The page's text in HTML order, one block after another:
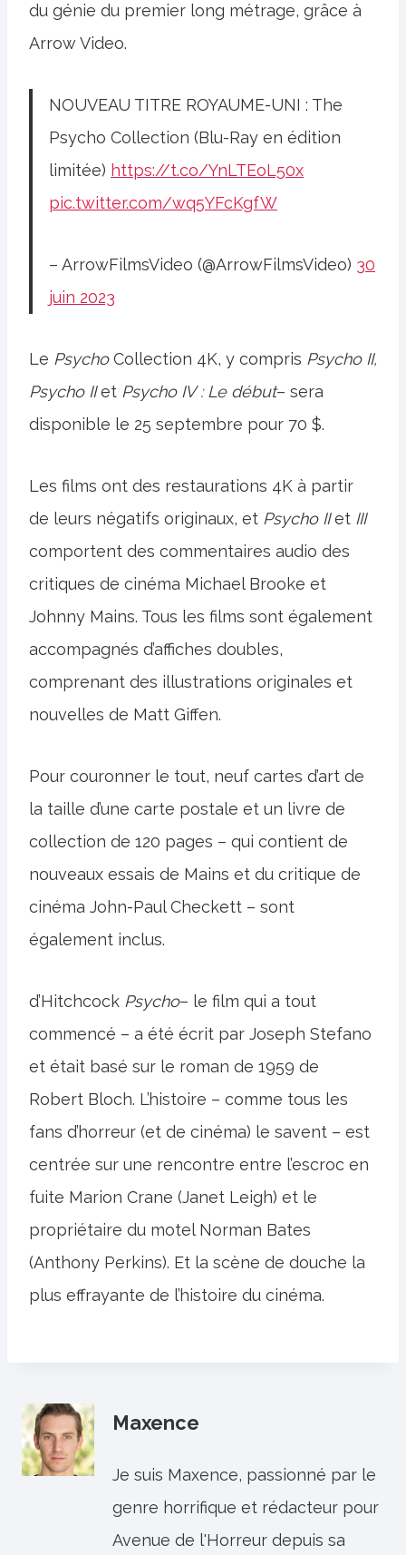
du génie du premier long métrage, grâce à
Arrow Video.
NOUVEAU TITRE ROYAUME-UNI : The
Psycho Collection (Blu-Ray en édition
limitée) https://t.co/YnLTEoL50x
pic.twitter.com/wq5YFcKgfW
– ArrowFilmsVideo (@ArrowFilmsVideo) 30
juin 2023
Le PsychoCollection 4K, y compris Psycho II,
Psycho IIet Psycho IV : Le début– sera
disponible le 25 septembre pour 70 $.
Les films ont des restaurations 4K à partir
de leurs négatifs originaux, et Psycho IIet III
comportent des commentaires audio des
critiques de cinéma Michael Brooke et
Johnny Mains. Tous les films sont également
accompagnés d’affiches doubles,
comprenant des illustrations originales et
nouvelles de Matt Giffen.
Pour couronner le tout, neuf cartes d’art de
la taille d’une carte postale et un livre de
collection de 120 pages – qui contient de
nouveaux essais de Mains et du critique de
cinéma John-Paul Checkett – sont
également inclus.
d’Hitchcock Psycho– le film qui a tout
commencé – a été écrit par Joseph Stefano
et était basé sur le roman de 1959 de
Robert Bloch. L’histoire – comme tous les
fans d’horreur (et de cinéma) le savent – est
centrée sur une rencontre entre l’escroc en
fuite Marion Crane (Janet Leigh) et le
propriétaire du motel Norman Bates
(Anthony Perkins). Et la scène de douche la
plus effrayante de l’histoire du cinéma.
Maxence
Je suis Maxence, passionné par le
genre horrifique et rédacteur pour
Avenue de l'Horreur depuis sa